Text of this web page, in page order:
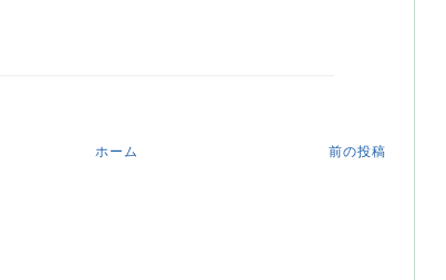
前の投稿
ホーム